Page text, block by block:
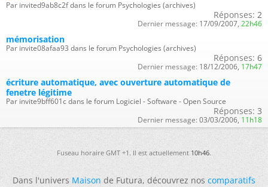
Par invited9ab8c2f dans le forum Psychologies (archives)
Réponses: 2
Dernier message: 17/09/2007, 22h46
mémorisation
Par invite08afaa93 dans le forum Psychologies (archives)
Réponses: 6
Dernier message: 18/12/2006, 17h47
écriture automatique, avec ouverture automatique de
fenetre légitime
Par invite9bff601c dans le forum Logiciel - Software - Open Source
Réponses: 3
Dernier message: 03/03/2006, 11h18
Fuseau horaire GMT +1. Il est actuellement10h46.
Dans l'universMaisonde Futura, découvrez noscomparatifs